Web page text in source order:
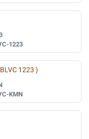
1223
1223 )
KMN